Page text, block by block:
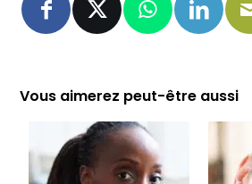
Vous aimerez peut-être aussi